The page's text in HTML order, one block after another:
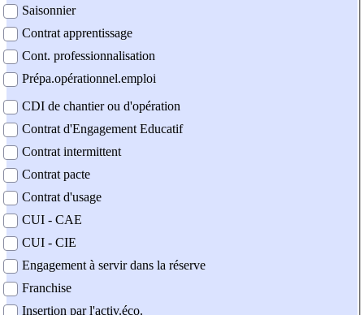
Saisonnier
Contrat apprentissage
Cont. professionnalisation
Prépa.opérationnel.emploi
CDI de chantier ou d'opération
Contrat d'Engagement Educatif
Contrat intermittent
Contrat pacte
Contrat d'usage
CUI - CAE
CUI - CIE
Engagement à servir dans la réserve
Franchise
Insertion par l'activ.éco.